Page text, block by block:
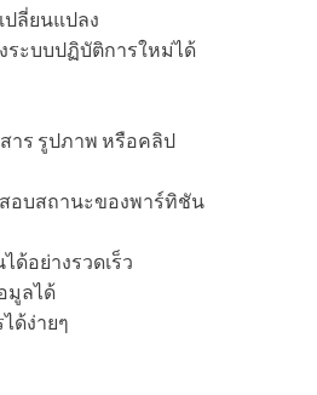
ลี่ยนแปลง
ระบบปฏิบัติการใหม่ได้
าร รูปภาพ หรือคลิป
อบสถานะของพาร์ทิชัน
ด้อย่างรวดเร็ว
มูลได้
ด้ง่ายๆ